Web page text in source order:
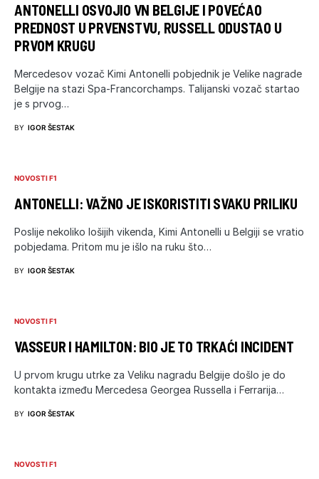
ANTONELLI OSVOJIO VN BELGIJE I POVEĆAO
PREDNOST U PRVENSTVU, RUSSELL ODUSTAO U
PRVOM KRUGU
Mercedesov vozač Kimi Antonelli pobjednik je Velike nagrade
Belgije na stazi Spa-Francorchamps. Talijanski vozač startao
je s prvog…
BY IGOR ŠESTAK
NOVOSTI F1
ANTONELLI: VAŽNO JE ISKORISTITI SVAKU PRILIKU
Poslije nekoliko lošijih vikenda, Kimi Antonelli u Belgiji se vratio
pobjedama. Pritom mu je išlo na ruku što…
BY IGOR ŠESTAK
NOVOSTI F1
VASSEUR I HAMILTON: BIO JE TO TRKAĆI INCIDENT
U prvom krugu utrke za Veliku nagradu Belgije došlo je do
kontakta između Mercedesa Georgea Russella i Ferrarija…
BY IGOR ŠESTAK
NOVOSTI F1